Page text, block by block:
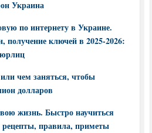
Украина
по интернету в Украине.
получение ключей в 2025-2026:
чем заняться, чтобы
долларов
жизнь. Быстро научиться
рецепты, правила, приметы